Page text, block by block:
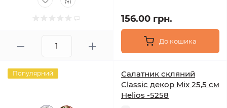
156.00 грн.
До кошика
Популярний
Салатник скляний
Classic декор Mix 25,5 см
Helios -5258